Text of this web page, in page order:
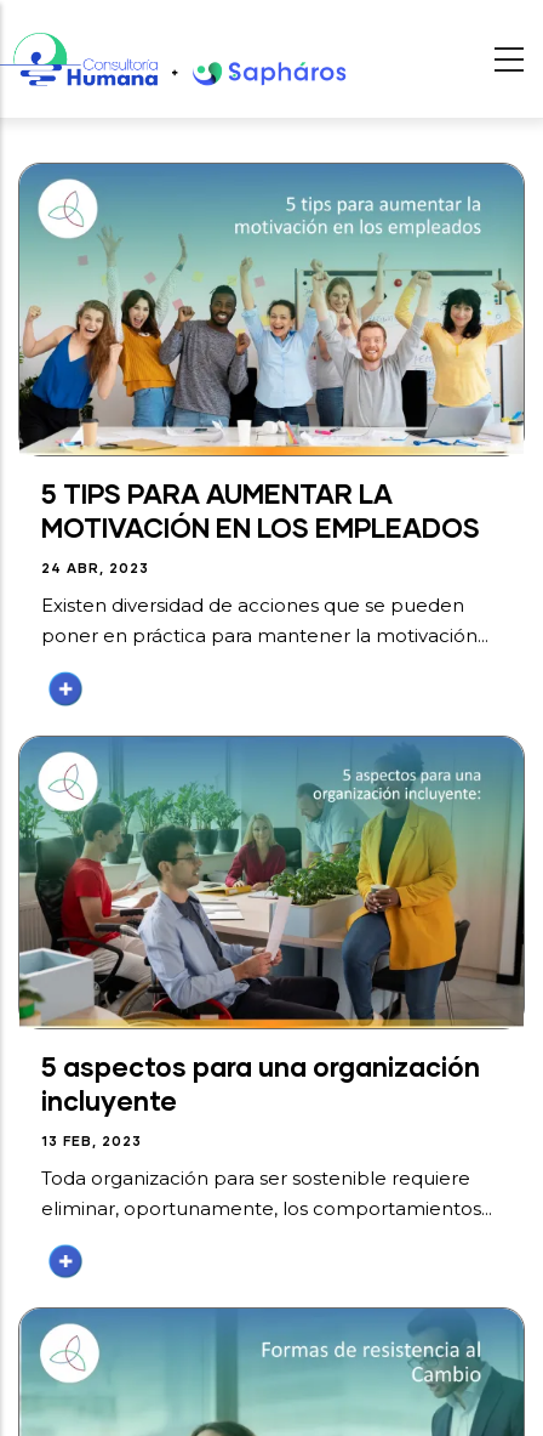
al
contenido
5 TIPS PARA AUMENTAR LA
MOTIVACIÓN EN LOS EMPLEADOS
24 ABR, 2023
Existen diversidad de acciones que se pueden
poner en práctica para mantener la motivación...
5 aspectos para una organización
incluyente
13 FEB, 2023
Toda organización para ser sostenible requiere
eliminar, oportunamente, los comportamientos...